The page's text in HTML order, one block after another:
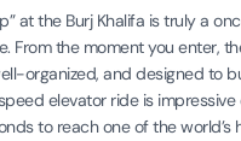
at the Burj Khalifa is truly a
From the moment you enter,
organized, and designed to
elevator ride is
to reach one of the world’s